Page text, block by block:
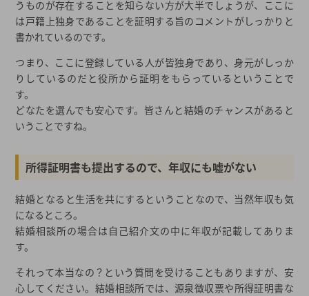
うものが存在することを知らない方が大半でしょうが、ここに
は戸籍上独身であることを証明する旨のコメントがしっかりと
書かれているのです。
つまり、ここに登録している人が皆独身であり、身元がしっか
りしているのだと役所から証明をもらっているということで
す。
どなたを選んでも安心です。皆さんと結婚のチャンスがあると
いうことですね。
所得証明書も提出するので、年収にも嘘がない
結婚となると生活を共にするということなので、当然年収も気
になるところ。
結婚相談所の場合は自己紹介文の中に年収が記載してありま
す。
それって本当なの？という質問を受けることもありますが、安
心してください。結婚相談所では、源泉徴収票や所得証明書な